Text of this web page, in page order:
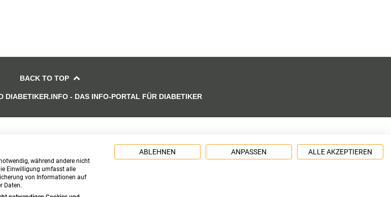
BACK TO TOP
DIABETIKER.INFO - DAS INFO-PORTAL FÜR DIABETIKER
während andere nicht
Einwilligung umfasst alle
von Informationen auf
Daten.
ABLEHNEN ANPASSEN ALLE AKZEPTIEREN